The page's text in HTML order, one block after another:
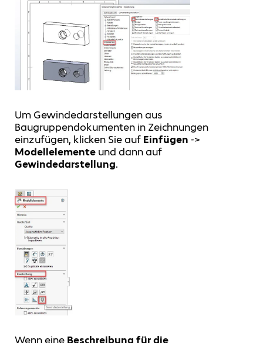
Um Gewindedarstellungen aus
Baugruppendokumenten in Zeichnungen
einzufügen, klicken Sie auf Einfügen ->
Modellelemente und dann auf
Gewindedarstellung.
Wenn eine Beschreibung für die